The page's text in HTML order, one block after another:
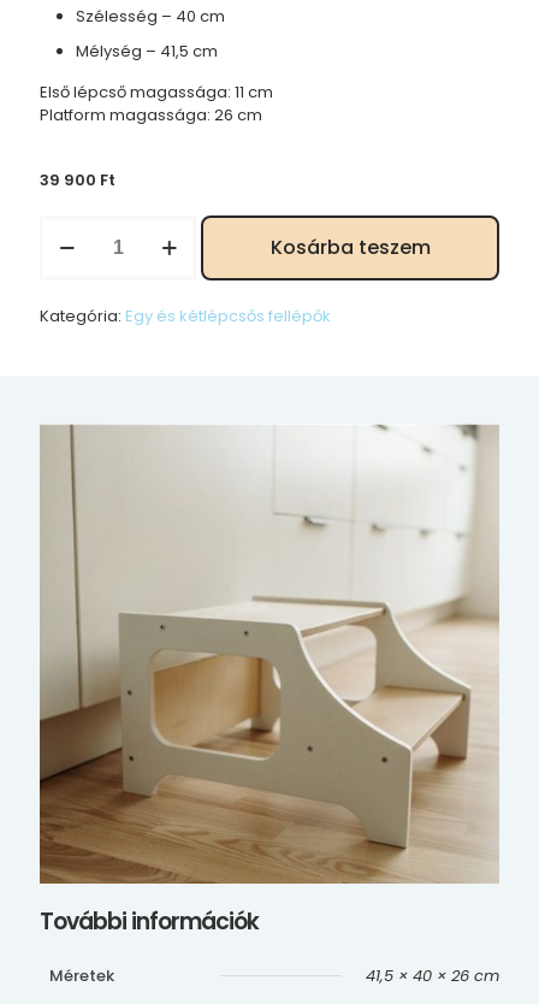
Szélesség – 40 cm
Mélység – 41,5 cm
Első lépcső magassága: 11 cm
Platform magassága: 26 cm
39 900 Ft
-
Kosárba teszem
Kategória: Egy és kétlépcsős fellépők
További információk
Méretek 41,5 × 40 × 26 cm